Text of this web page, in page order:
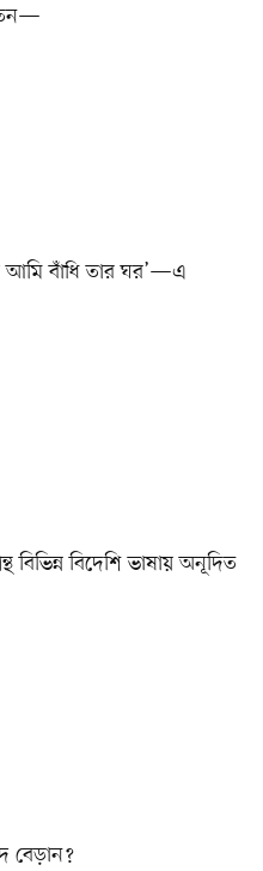
আমি বাঁধি তার ঘর’—এ
বিদেশি ভাষায় অনূদিত
বেড়ান?